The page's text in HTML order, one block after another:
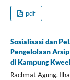
pdf
Sosialisasi dan
Pengelolaan
di Kampung
Rachmat Agung,